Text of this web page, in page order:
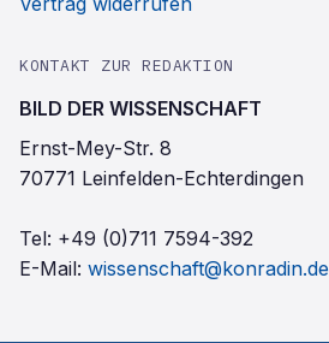
KONTAKT ZUR REDAKTION
BILD DER WISSENSCHAFT
Ernst-Mey-Str. 8
70771 Leinfelden-Echterdingen
Tel: +49 (0)711 7594-392
E-Mail: wissenschaft@konradin.de